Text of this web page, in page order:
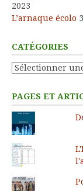
2023
L’arnaque écolo
CATÉGORIES
Catégories
PAGES ET